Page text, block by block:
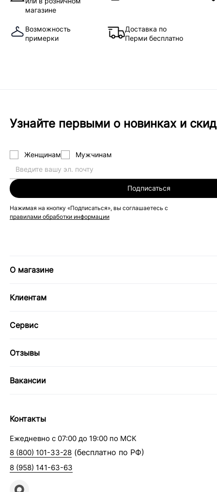
магазине
Возможность
примерки
Доставка по
Перми бесплатно
Узнайте первыми о новинках и
Женщинам Мужчинам
Подписаться
Нажимая на кнопку «Подписаться», вы соглашаетесь с
правилами обработки информации
О магазине
Клиентам
Сервис
Отзывы
Вакансии
Контакты
Ежедневно с 07:00 до 19:00 по МСК
8 (800) 101-33-28 (бесплатно по РФ)
8 (958) 141-63-63